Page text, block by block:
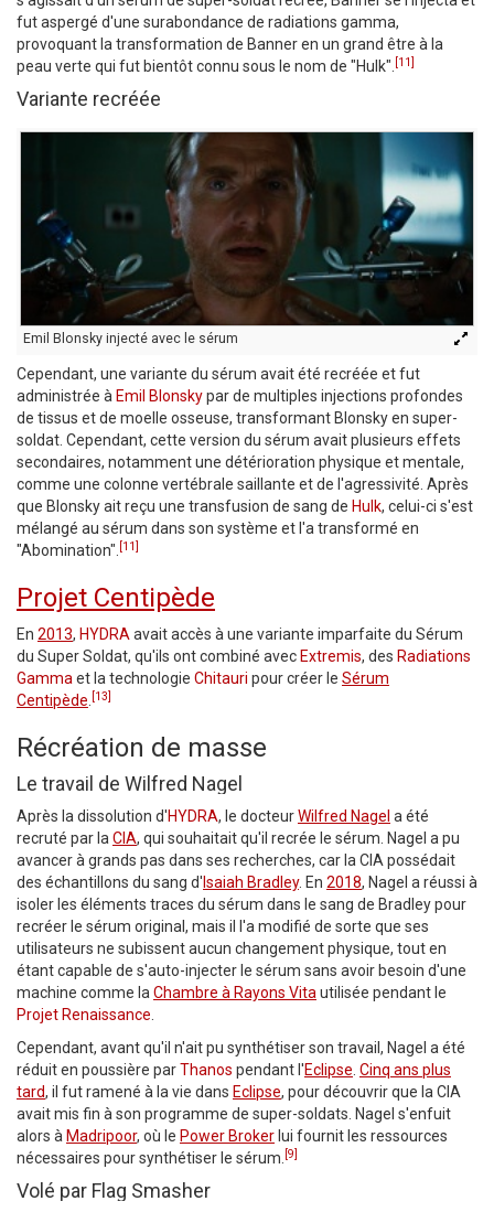
fut aspergé d'une surabondance de radiations gamma,
provoquant la transformation de Banner en un grand être à la
peau verte qui fut bientôt connu sous le nom de "Hulk". [11]
Variante recréée
Emil Blonsky injecté avec le sérum
Cependant, une variante du sérum avait été recréée et fut
administrée à Emil Blonskypar de multiples injections profondes
de tissus et de moelle osseuse, transformant Blonsky en super-
soldat. Cependant, cette version du sérum avait plusieurs effets
secondaires, notamment une détérioration physique et mentale,
comme une colonne vertébrale saillante et de l'agressivité. Après
que Blonsky ait reçu une transfusion de sang de Hulk, celui-ci s'est
mélangé au sérum dans son système et l'a transformé en
"Abomination". [11]
Projet Centipède
En 2013, HYDRA avait accès à une variante imparfaite du Sérum
du Super Soldat, qu'ils ont combiné avec Extremis, des Radiations
Gamma et la technologie Chitauri pour créer le Sérum
Centipède [13]
Récréation de masse
Le travail de Wilfred Nagel
Après la dissolution d'HYDRA, le docteurWilfred Nagel a été
recruté par la CIA, qui souhaitait qu'il recrée le sérum. Nagel a pu
avancer à grands pas dans ses recherches, car la CIA possédait
des échantillons du sang d' Isaiah Bradley. En 2018, Nagel a réussi à
isoler les éléments traces du sérum dans le sang de Bradley pour
recréer le sérum original, mais il l'a modifié de sorte que ses
utilisateurs ne subissent aucun changement physique, tout en
étant capable de s'auto-injecter le sérum sans avoir besoin d'une
machine comme la Chambre à Rayons Vita utilisée pendant le
Projet Renaissance
Cependant, avant qu'il n'ait pu synthétiser son travail, Nagel a été
réduit en poussière parThanos pendant l'Eclipse Cinq ans plus
tard, il fut ramené à la vie dans Eclipse, pour découvrir que la CIA
avait mis fin à son programme de super-soldats. Nagel s'enfuit
alors à Madripoor, où le Power Broker lui fournit les ressources
nécessaires pour synthétiser le sérum. [9]
Volé par Flag Smasher